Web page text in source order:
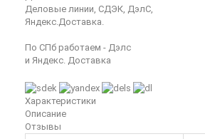
Деловые линии, СДЭК, ДэлС,
Яндекс.Доставка.
По СПб работаем - Дэлс
и Яндекс. Доставка
Характеристики
Описание
Отзывы